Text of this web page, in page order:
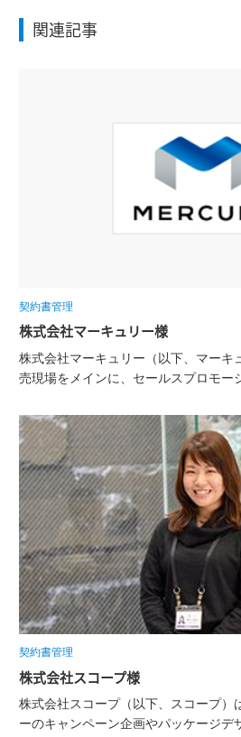
関連記事
契約書管理
株式会社マーキュリー様
株式会社マーキュリー（以下、マーキ
売現場をメインに、セールスプロモー
契約書管理
株式会社スコープ様
株式会社スコープ（以下、スコープ）
ーのキャンペーン企画やパッケージデ